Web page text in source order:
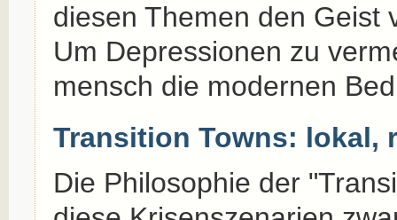
diesen Themen den Geist
Um Depressionen zu
mensch die modernen
Transition Towns: lokal,
Die Philosophie der